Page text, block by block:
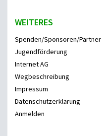
WEITERES
Spenden/Sponsoren/Partner
Jugendförderung
Internet AG
Wegbeschreibung
Impressum
Datenschutzerklärung
Anmelden